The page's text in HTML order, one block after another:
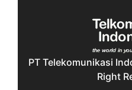
PT Telekomunikasi
Right